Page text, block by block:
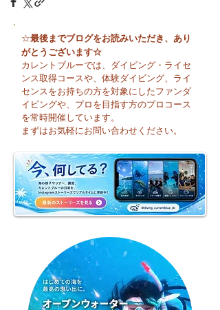
☆最後までブログをお読みいただき、あり
がとうございます☆
カレントブルーでは、ダイビング・ライセ
ンス取得コースや、体験ダイビング、ライ
センスをお持ちの方を対象にしたファンダ
イビングや、プロを目指す方のプロコース
を常時開催しています。
まずはお気軽にお問い合わせください。